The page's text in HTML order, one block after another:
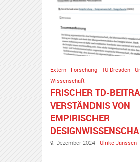
Extern · Forschung · TU Dresden ·
Wissenschaft
FRISCHER TD-
VERSTÄNDNIS VON
EMPIRISCHER
9. Dezember 2024 · Ulrike Janssen